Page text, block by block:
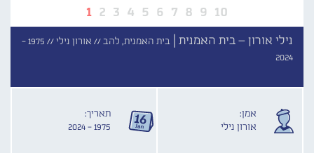
1 2 3 4 5 6 7 8 9 10
נילי אורון – בית האמנית | בית האמנית, להב // אורון נילי //
1975 -
2024
אמן:
אורון נילי
תאריך:
1975 - 2024